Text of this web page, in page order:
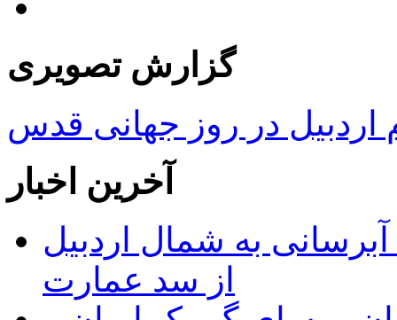
گزارش تصویری
در روز جهانی قدس
آخرین اخبار
ماده ۲۳ طرح آبرسانی به شمال اردبیل
از سد عمارت